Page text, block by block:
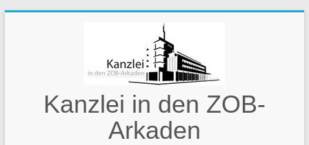
Kanzlei in den ZOB-
Arkaden